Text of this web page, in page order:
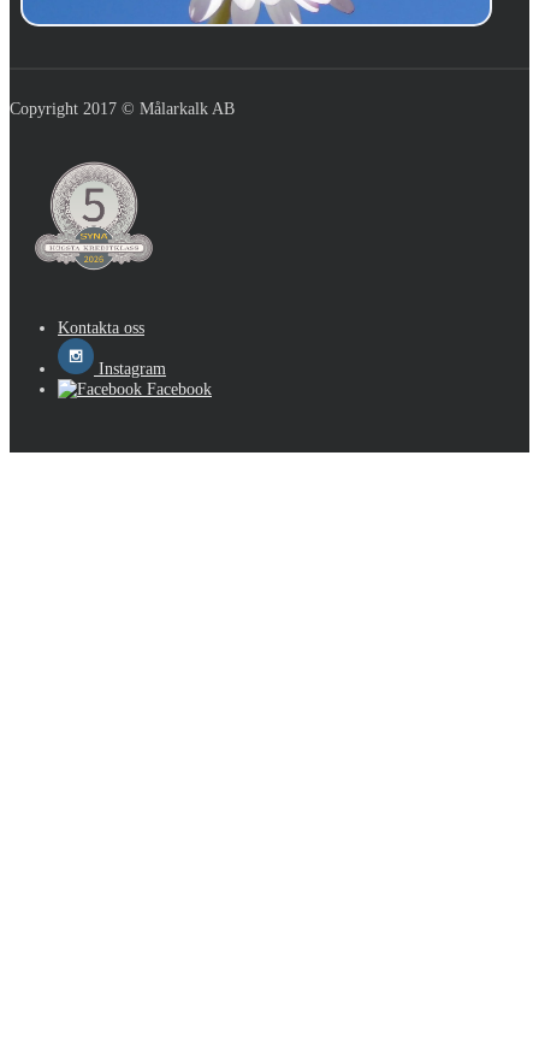
Copyright 2017 © Målarkalk AB
Kontakta oss
Instagram
Facebook